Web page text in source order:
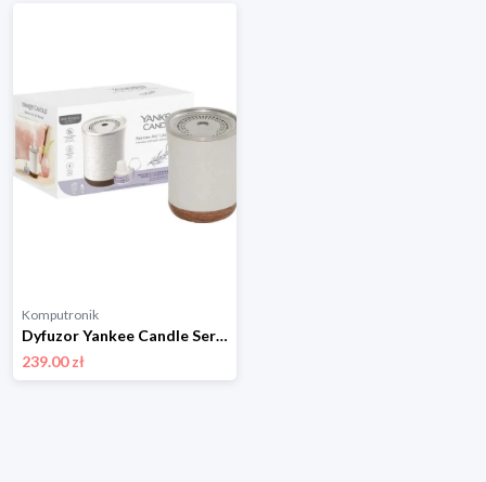
Komputronik
Dyfuzor Yankee Candle Serene Air Zestaw dyfuzor + olejek
239.00 zł